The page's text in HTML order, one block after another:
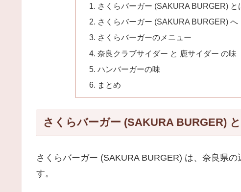
さくらバーガー (SAKURA BURGER) と
さくらバーガー (SAKURA BURGER) へ
さくらバーガーのメニュー
奈良クラブサイダー と 鹿サイダー の味
ハンバーガーの味
まとめ
さくらバーガー (SAKURA BURGER)
さくらバーガー (SAKURA BURGER) は、奈良県
す。